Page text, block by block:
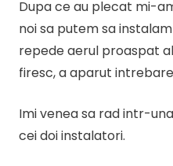
Dupa ce au plecat mi-
noi sa putem sa
repede aerul proaspat
firesc, a aparut
Imi venea sa rad intr-
cei doi instalatori.